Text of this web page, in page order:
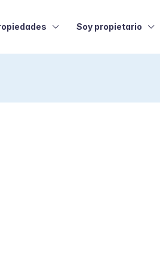
Soy propietario